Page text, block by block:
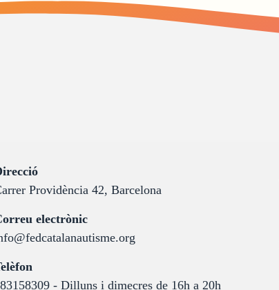
:
Providència 42, Barcelona
electrònic:
:
- Dilluns i dimecres de 16h a 20h